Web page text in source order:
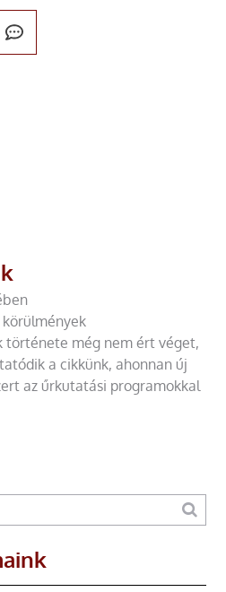
története még nem ért véget,
a cikkünk, ahonnan új
az űrkutatási programokkal